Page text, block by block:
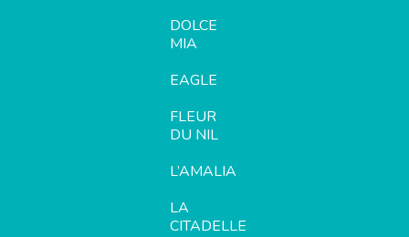
DOLCE
MIA
EAGLE
FLEUR
DU NIL
L’AMALIA
LA
CITADELLE